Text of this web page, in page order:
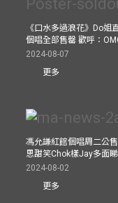
《口水多過浪花》Do姐
個唱全部售罄 歡呼：
2024-08-07
更多
馮允謙紅館個唱周二公
思甜笑Chok樣Jay多面睇
2024-08-02
更多